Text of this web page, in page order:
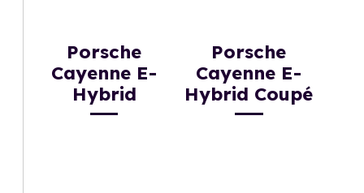
Porsche
Cayenne E-
Hybrid
Porsche
Cayenne E-
Hybrid Coupé